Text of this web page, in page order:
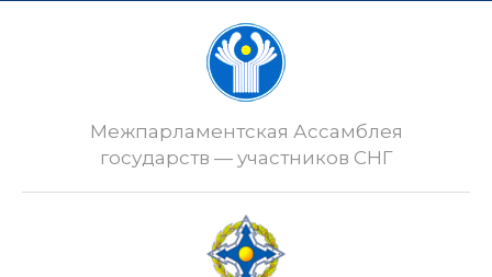
Межпарламентская Ассамблея
государств — участников СНГ